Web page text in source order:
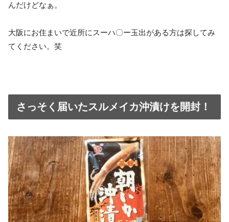
んだけどなぁ。
大阪にお住まいで近所にスーハ〇ー玉出がある方は探してみ
てください。笑
さっそく届いたスルメイカ沖漬けを開封！